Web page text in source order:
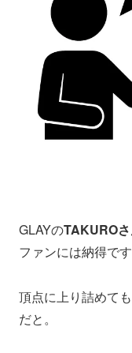
GLAYのTAKURO
ファンには納得です
頂点に上り詰めて
だと。